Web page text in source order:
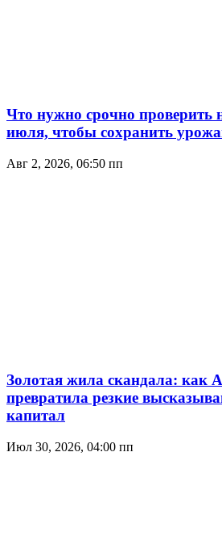
Что нужно срочно проверить
июля, чтобы сохранить
Авг 2, 2026, 06:50 пп
Золотая жила скандала: как
превратила резкие
капитал
Июл 30, 2026, 04:00 пп